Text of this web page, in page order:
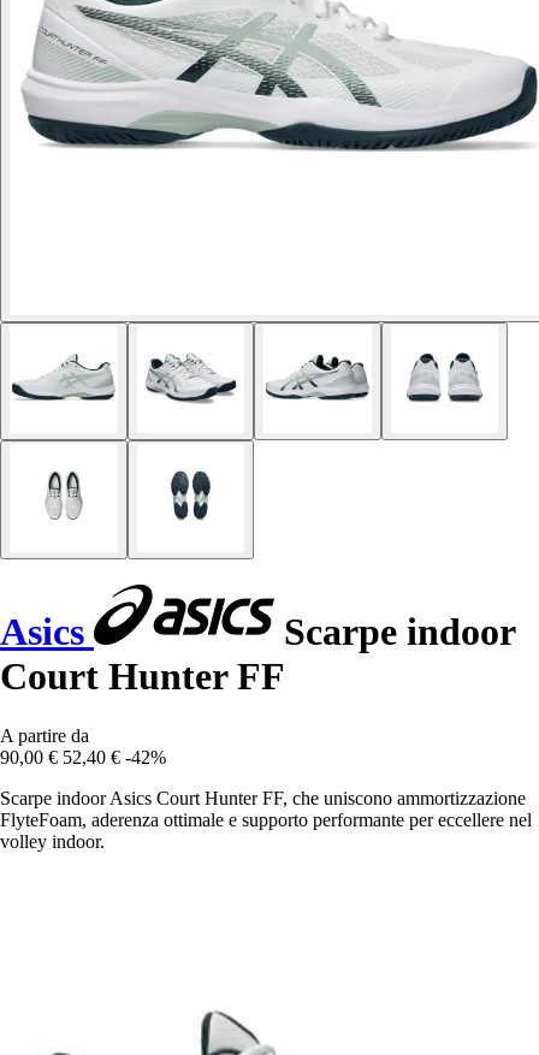
Asics
Scarpe indoor
Court Hunter FF
A partire da
90,00 € 52,40 € -42%
Scarpe indoor Asics Court Hunter FF, che uniscono ammortizzazione
FlyteFoam, aderenza ottimale e supporto performante per eccellere nel
volley indoor.